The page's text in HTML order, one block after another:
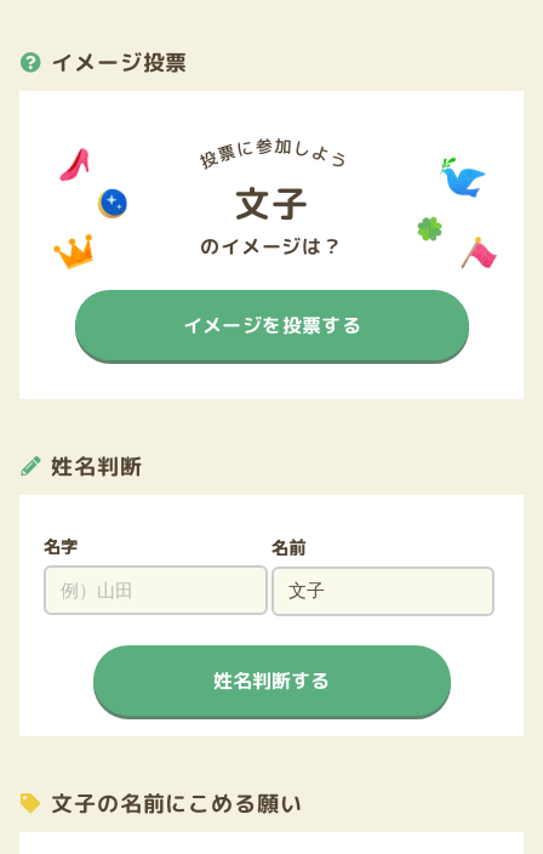
イメージ投票
文子
のイメージは？
イメージを投票する
姓名判断
名字 名前
姓名判断する
文子の名前にこめる願い